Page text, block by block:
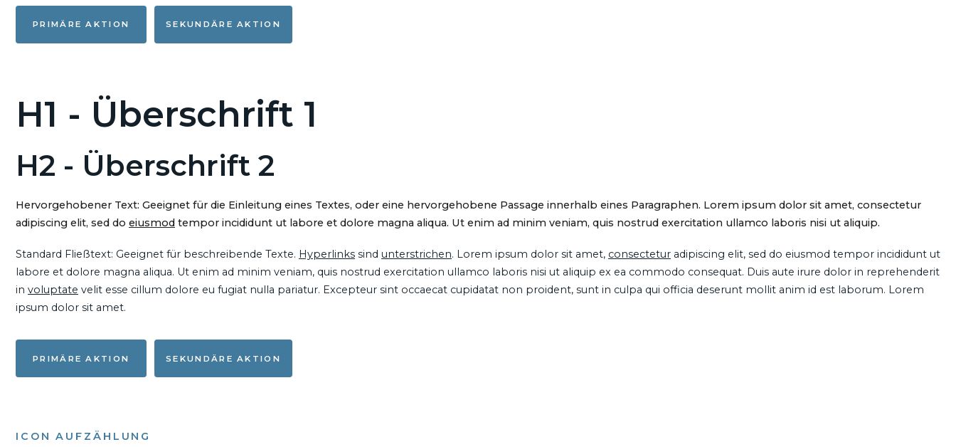
PRIMÄRE AKTION SEKUNDÄRE AKTION
H1 - Überschrift 1
H2 - Überschrift 2
Hervorgehobener Text: Geeignet für die Einleitung eines Textes, oder eine hervorgehobene Passage innerhalb eines Paragraphen. Lorem ipsum dolor sit amet, consectetur
adipiscing elit, sed do eiusmod tempor incididunt ut labore et dolore magna aliqua. Ut enim ad minim veniam, quis nostrud exercitation ullamco laboris nisi ut aliquip.
Standard Fließtext: Geeignet für beschreibende Texte. Hyperlinks sind unterstrichen. Lorem ipsum dolor sit amet, consectetur adipiscing elit, sed do eiusmod tempor incididunt ut
labore et dolore magna aliqua. Ut enim ad minim veniam, quis nostrud exercitation ullamco laboris nisi ut aliquip ex ea commodo consequat. Duis aute irure dolor in reprehenderit
in voluptate velit esse cillum dolore eu fugiat nulla pariatur. Excepteur sint occaecat cupidatat non proident, sunt in culpa qui officia deserunt mollit anim id est laborum. Lorem
ipsum dolor sit amet.
PRIMÄRE AKTION SEKUNDÄRE AKTION
ICON AUFZÄHLUNG